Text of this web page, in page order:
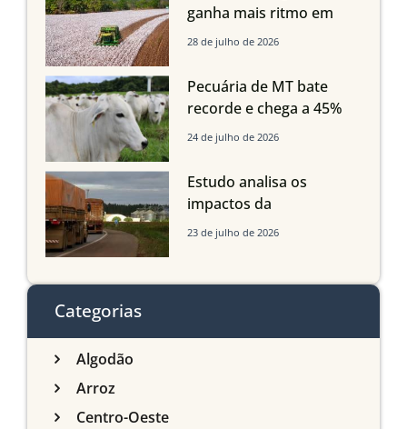
Maranhão e Piauí
ganha mais ritmo em
Mato Grosso, Mato
Maranhão
28 de julho de 2026
Pecuária de MT bate
recorde e chega a 45%
dos bovinos abatidos
24 de julho de 2026
Estudo analisa os
impactos da
infraestrutura logística
do Sul
23 de julho de 2026
Categorias
Algodão
Arroz
Centro-Oeste